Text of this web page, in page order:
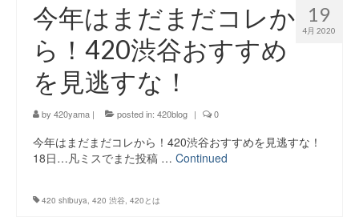
19
4月 2020
今年はまだまだコレか
ら！420渋谷おすすめ
を見逃すな！
by 420yama | posted in: 420blog | 0
今年はまだまだコレから！420渋谷おすすめを見逃すな！
18日…凡ミスでまた投稿 … Continued
420 shibuya 420 渋谷 420とは